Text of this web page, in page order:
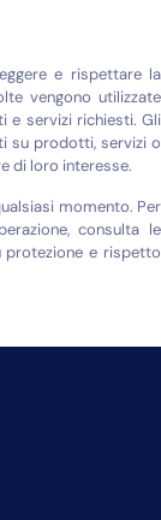
e rispettare la
vengono utilizzate
e servizi richiesti. Gli
su prodotti, servizi o
di loro interesse.
momento. Per
consulta le
protezione e rispetto